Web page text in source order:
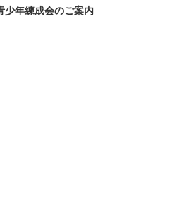
少年練成会のご案内